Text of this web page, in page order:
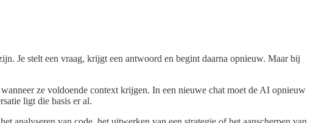
Je stelt een vraag, krijgt een antwoord en begint daarna opnieuw. Maar bij
ze voldoende context krijgen. In een nieuwe chat moet de AI opnieuw
ligt die basis er al.